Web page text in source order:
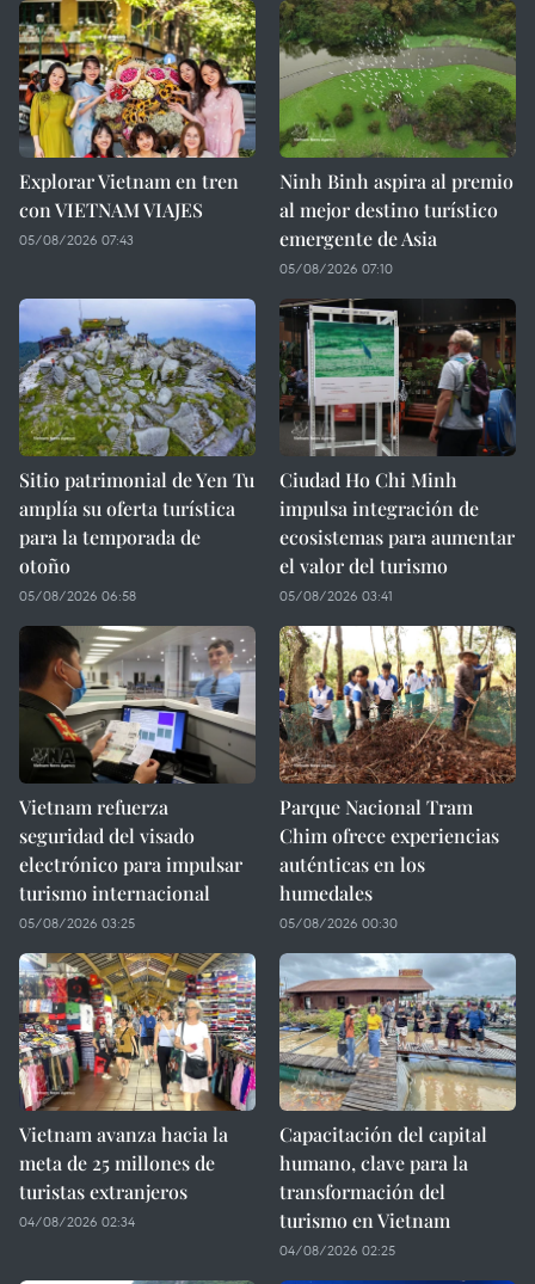
Explorar Vietnam en tren
con VIETNAM VIAJES
05/08/2026 07:43
Ninh Binh aspira al premio
al mejor destino turístico
emergente de Asia
05/08/2026 07:10
Sitio patrimonial de Yen Tu
amplía su oferta turística
para la temporada de
otoño
05/08/2026 06:58
Ciudad Ho Chi Minh
impulsa integración de
ecosistemas para aumentar
el valor del turismo
05/08/2026 03:41
Vietnam refuerza
seguridad del visado
electrónico para impulsar
turismo internacional
05/08/2026 03:25
Parque Nacional Tram
Chim ofrece experiencias
auténticas en los
humedales
05/08/2026 00:30
Vietnam avanza hacia la
meta de 25 millones de
turistas extranjeros
04/08/2026 02:34
Capacitación del capital
humano, clave para la
transformación del
turismo en Vietnam
04/08/2026 02:25